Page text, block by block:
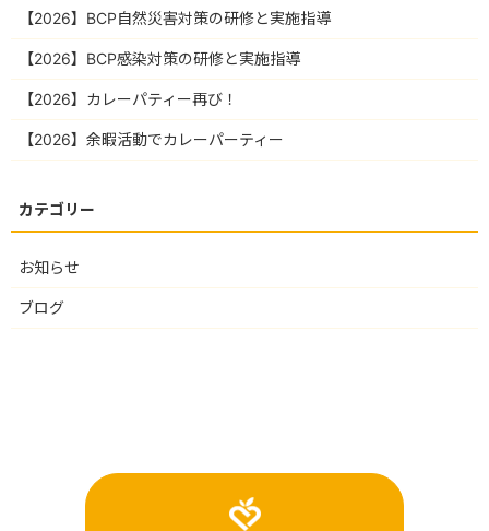
【2026】BCP自然災害対策の研修と実施指導
【2026】BCP感染対策の研修と実施指導
【2026】カレーパティー再び！
【2026】余暇活動でカレーパーティー
お知らせ
ブログ